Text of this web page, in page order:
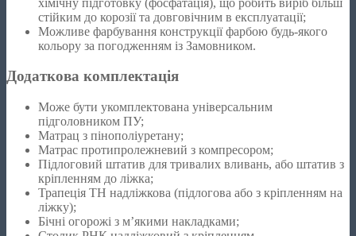
стійким до корозії та довговічним в експлуатації;
Можливе фарбування конструкції фарбою будь-якого
кольору за погодженням із Замовником.
Додаткова комплектація
Може бути укомплектована універсальним
підголовником ПУ;
Матрац з пінополіуретану;
Матрас протипролежневий з компресором;
Підлоговий штатив для тривалих вливань, або штатив з
кріпленням до ліжка;
Трапеція ТН надліжкова (підлогова або з кріпленням на
ліжку);
Бічні огорожі з м’якими накладками;